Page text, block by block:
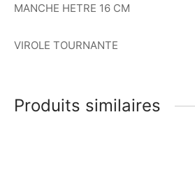
MANCHE HETRE 16 CM
VIROLE TOURNANTE
Produits similaires